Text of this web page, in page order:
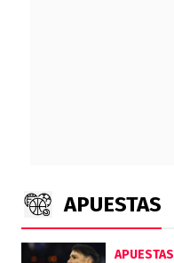
APUESTAS
APUESTAS